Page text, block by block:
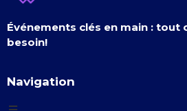
Événements clés en main : tout
besoin!
Navigation